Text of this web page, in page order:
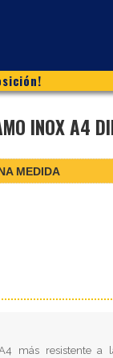
INOX A4
MEDIDA
más resistente a